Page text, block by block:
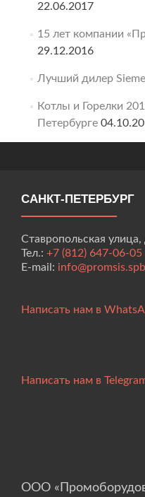
22.06.2017
15 лет компании
29.12.2016
Лучший дилер
Котлы и Горелки
Петербурге
САНКТ-ПЕТЕРБУРГ
Ставропольская
Тел.: +7 (812) 647-06-05
E-mail:
Написать нам в
Написать нам в
ООО